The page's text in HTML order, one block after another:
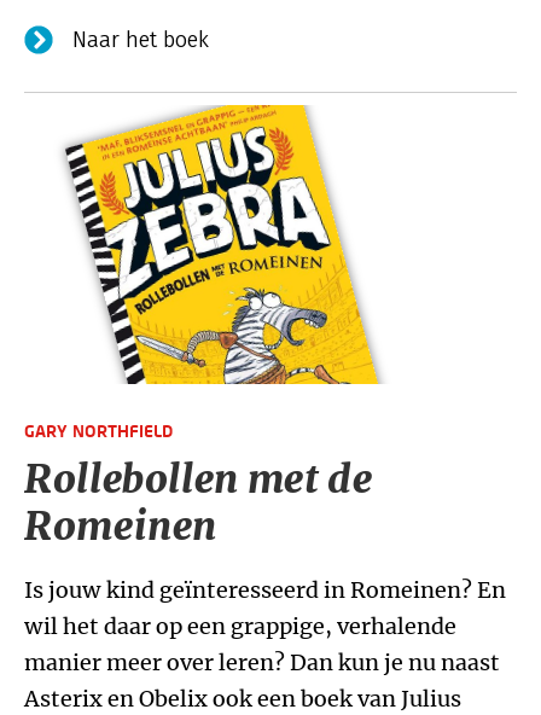
Naar het boek
GARY NORTHFIELD
Rollebollen met de
Romeinen
Is jouw kind geïnteresseerd in Romeinen? En
wil het daar op een grappige, verhalende
manier meer over leren? Dan kun je nu naast
Asterix en Obelix ook een boek van Julius